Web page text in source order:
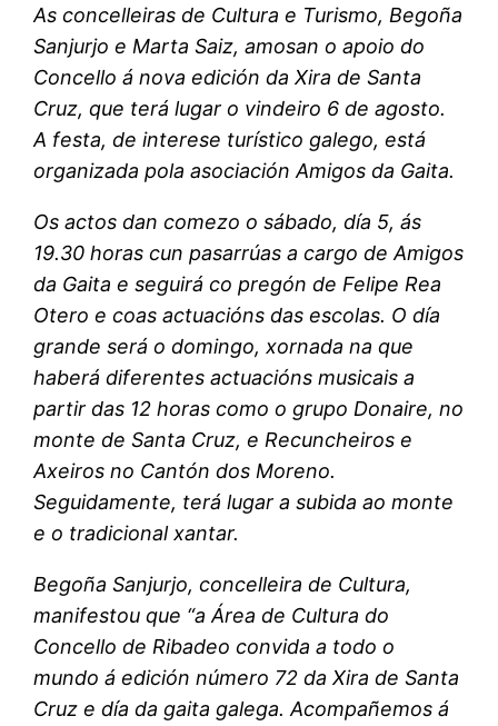
As concelleiras de Cultura e Turismo, Begoña
Sanjurjo e Marta Saiz, amosan o apoio do
Concello á nova edición da Xira de Santa
Cruz, que terá lugar o vindeiro 6 de agosto.
A festa, de interese turístico galego, está
organizada pola asociación Amigos da Gaita.
Os actos dan comezo o sábado, día 5, ás
19.30 horas cun pasarrúas a cargo de Amigos
da Gaita e seguirá co pregón de Felipe Rea
Otero e coas actuacións das escolas. O día
grande será o domingo, xornada na que
haberá diferentes actuacións musicais a
partir das 12 horas como o grupo Donaire, no
monte de Santa Cruz, e Recuncheiros e
Axeiros no Cantón dos Moreno.
Seguidamente, terá lugar a subida ao monte
e o tradicional xantar.
Begoña Sanjurjo, concelleira de Cultura,
manifestou que “a Área de Cultura do
Concello de Ribadeo convida a todo o
mundo á edición número 72 da Xira de Santa
Cruz e día da gaita galega. Acompañemos á